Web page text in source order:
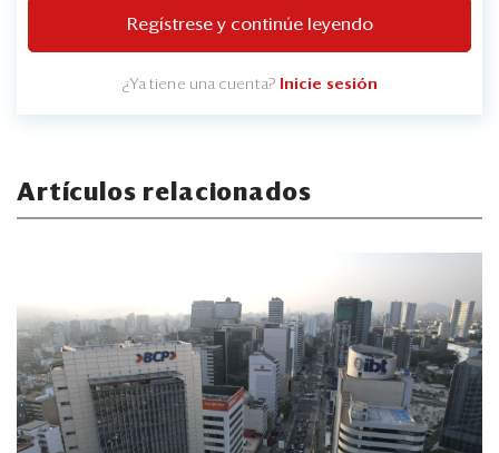
Regístrese y continúe leyendo
¿Ya tiene una cuenta? Inicie sesión
Artículos relacionados